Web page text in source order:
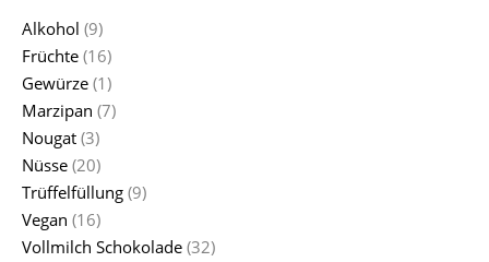
Alkohol (9)
Früchte (16)
Gewürze (1)
Marzipan (7)
Nougat (3)
Nüsse (20)
Trüffelfüllung (9)
Vegan (16)
Vollmilch Schokolade (32)